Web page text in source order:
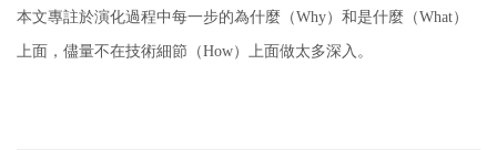
本文專註於演化過程中每一步的為什麼（Why）和是什麼（What）
上面，儘量不在技術細節（How）上面做太多深入。